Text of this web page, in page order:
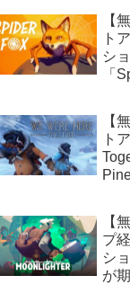
【
ト
シ
「
【
ト
【
プ
シ
が